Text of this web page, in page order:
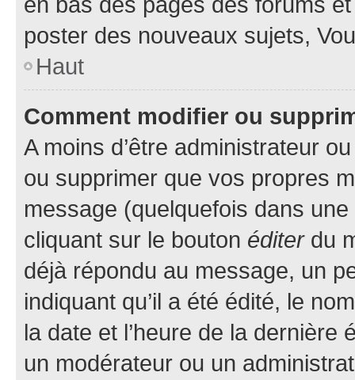
poster des nouveaux sujets,
Haut
Comment modifier ou
A moins d’être administrateur
ou supprimer que vos propres
message (quelquefois dans
cliquant sur le bouton éditerdu
déjà répondu au message, un
indiquant qu’il a été édité, le
la date et l’heure de la dernière
un modérateur ou un